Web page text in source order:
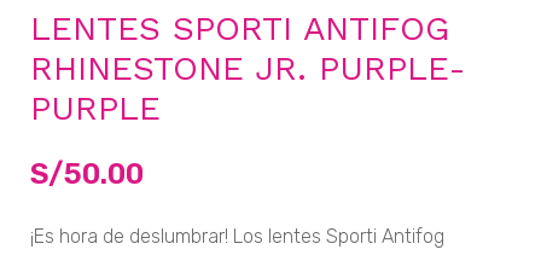
LENTES SPORTI ANTIFOG
RHINESTONE JR. PURPLE-
PURPLE
S/50.00
¡Es hora de deslumbrar! Los lentes Sporti Antifog